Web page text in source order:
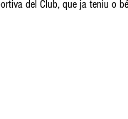
del Club, que ja teniu o bé